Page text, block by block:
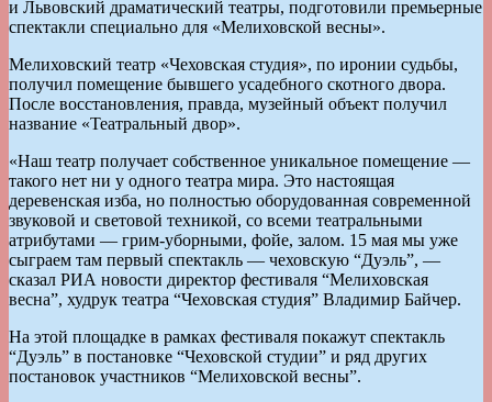
и Львовский драматический театры, подготовили премьерные
спектакли специально для «Мелиховской весны».
Мелиховский театр «Чеховская студия», по иронии судьбы,
получил помещение бывшего усадебного скотного двора.
После восстановления, правда, музейный объект получил
название «Театральный двор».
«Наш театр получает собственное уникальное помещение —
такого нет ни у одного театра мира. Это настоящая
деревенская изба, но полностью оборудованная современной
звуковой и световой техникой, со всеми театральными
атрибутами — грим-уборными, фойе, залом. 15 мая мы уже
сыграем там первый спектакль — чеховскую “Дуэль”, —
сказал РИА новости директор фестиваля “Мелиховская
весна”, худрук театра “Чеховская студия” Владимир Байчер.
На этой площадке в рамках фестиваля покажут спектакль
“Дуэль” в постановке “Чеховской студии” и ряд других
постановок участников “Мелиховской весны”.